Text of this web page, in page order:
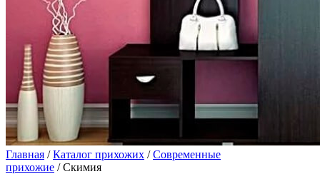
Главная /Каталог прихожих /Современные
прихожие / Скимия